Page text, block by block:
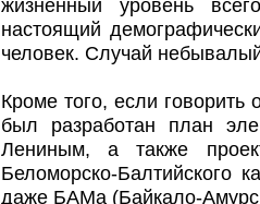
жизненный уровень
настоящий
человек. Случай
Кроме того, если
был разработан план
Лениным, а также
Беломорско-Балтийского
даже БАМа (Байкало-